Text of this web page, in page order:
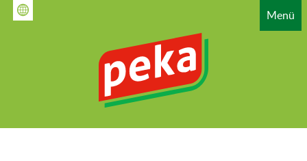
Direkt
zum
Menü
HAUPTNAVIGATION